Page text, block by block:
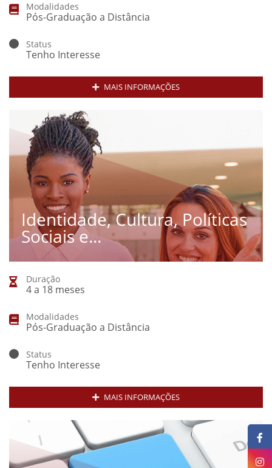
Modalidades
Pós-Graduação a Distância
Status
Tenho Interesse
MAIS INFORMAÇÕES
Identidade, Cultura, Políticas
Sociais e...
Duração
4 a 18 meses
Modalidades
Pós-Graduação a Distância
Status
Tenho Interesse
MAIS INFORMAÇÕES